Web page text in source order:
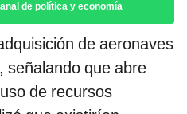
de política y economía
de aeronaves
señalando que abre
de recursos